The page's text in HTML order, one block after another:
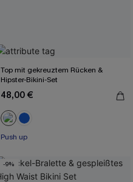
Top mit gekreuztem Rücken &
Hipster-Bikini-Set
48,00 €
Push up
-9%